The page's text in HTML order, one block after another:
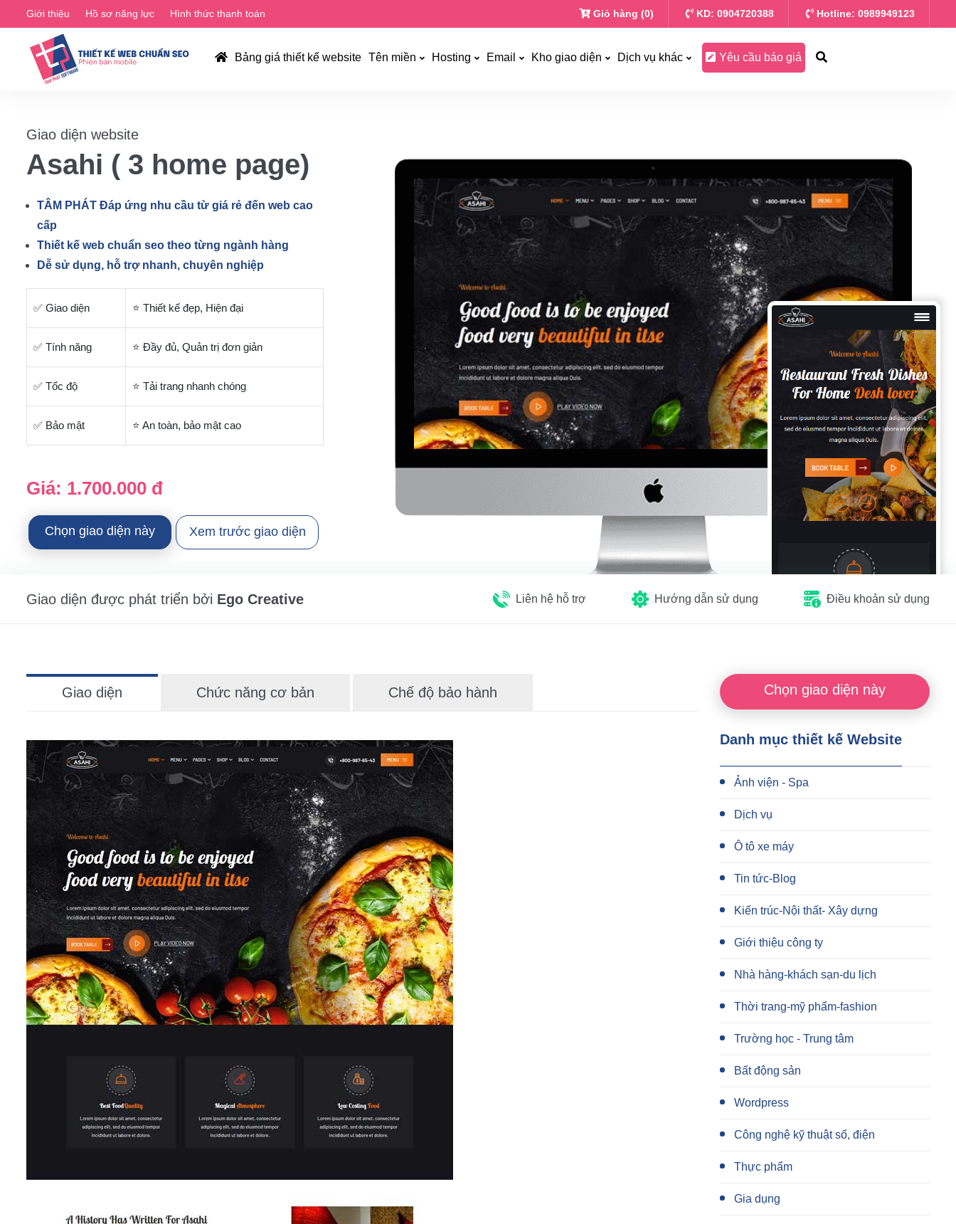
Giới thiệu Hồ sơ năng lực Hình thức thanh toán Giỏ hàng (0) KD: 0904720388 Hotline: 0989949123
Bảng giá thiết kế website Tên miền Hosting Email Kho giao diện Dịch vụ khác Yêu cầu báo giá
Giao diện website
Asahi ( 3 home page)
TÂM PHÁT Đáp ứng nhu cầu từ giá rẻ đến web cao
cấp
Thiết kế web chuẩn seo theo từng ngành hàng
Dễ sử dụng, hỗ trợ nhanh, chuyên nghiệp
✅ Giao diện ⭐ Thiết kế đẹp, Hiện đại
✅ Tính năng ⭐ Đầy đủ, Quản trị đơn giản
✅ Tốc độ ⭐ Tải trang nhanh chóng
✅ Bảo mật ⭐ An toàn, bảo mật cao
Giá: 1.700.000 đ
Chọn giao diện này Xem trước giao diện
Giao diện được phát triển bởi Ego Creative Liên hệ hỗ trợ Hướng dẫn sử dụng Điều khoản sử dụng
Giao diện Chức năng cơ bản Chế độ bảo hành Chọn giao diện này
Danh mục thiết kế Website
Ảnh viện - Spa
Dịch vụ
Ô tô xe máy
Tin tức-Blog
Kiến trúc-Nội thất- Xây dựng
Giới thiệu công ty
Nhà hàng-khách sạn-du lịch
Thời trang-mỹ phẩm-fashion
Trường học - Trung tâm
Bất động sản
Wordpress
Công nghệ kỹ thuật số, điện
Thực phẩm
Gia dụng